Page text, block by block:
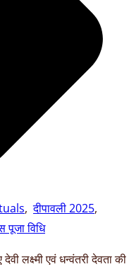
,दीपावली 2025,
पूजा विधि
लक्ष्मी एवं धन्वंतरी देवता की